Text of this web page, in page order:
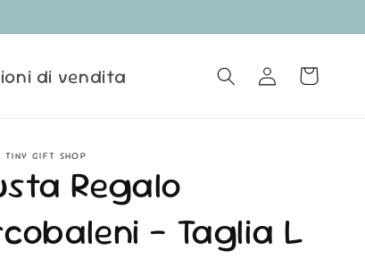
di vendita Accedi Carrello
TINY GIFT SHOP
Regalo
- Taglia L